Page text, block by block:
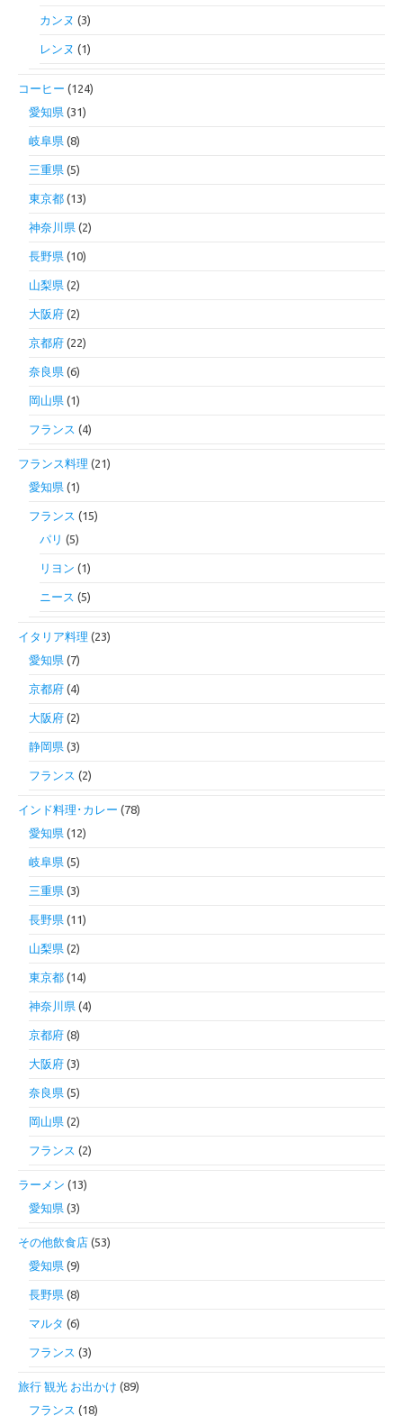
カンヌ (3)
レンヌ (1)
コーヒー (124)
愛知県 (31)
岐阜県 (8)
三重県 (5)
東京都 (13)
神奈川県 (2)
長野県 (10)
山梨県 (2)
大阪府 (2)
京都府 (22)
奈良県 (6)
岡山県 (1)
フランス (4)
フランス料理 (21)
愛知県 (1)
フランス (15)
パリ (5)
リヨン (1)
ニース (5)
イタリア料理 (23)
愛知県 (7)
京都府 (4)
大阪府 (2)
静岡県 (3)
フランス (2)
インド料理･カレー (78)
愛知県 (12)
岐阜県 (5)
三重県 (3)
長野県 (11)
山梨県 (2)
東京都 (14)
神奈川県 (4)
京都府 (8)
大阪府 (3)
奈良県 (5)
岡山県 (2)
フランス (2)
ラーメン (13)
愛知県 (3)
その他飲食店 (53)
愛知県 (9)
長野県 (8)
マルタ (6)
フランス (3)
旅行 観光 お出かけ (89)
フランス (18)